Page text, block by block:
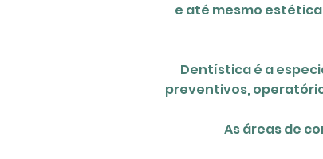
e até mesmo
Dentísticaé a
preventivos,
As áreas de
Diagnóstico e